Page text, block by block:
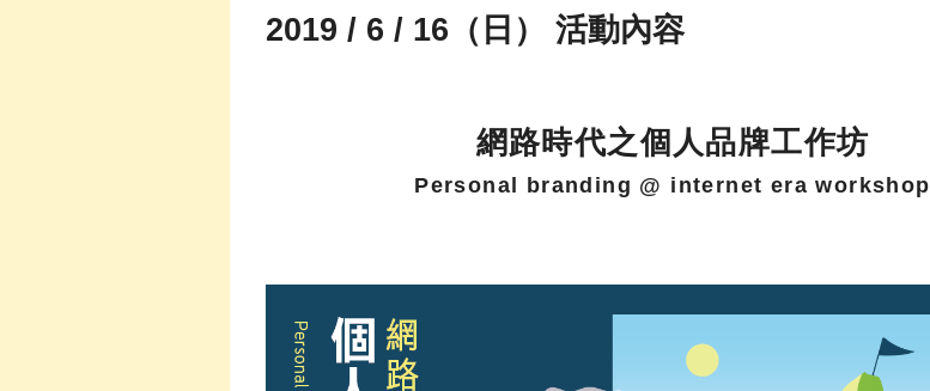
2019 / 6 / 16（日） 活動內容
網路時代之個人品牌工作坊
Personal branding @ internet era workshop